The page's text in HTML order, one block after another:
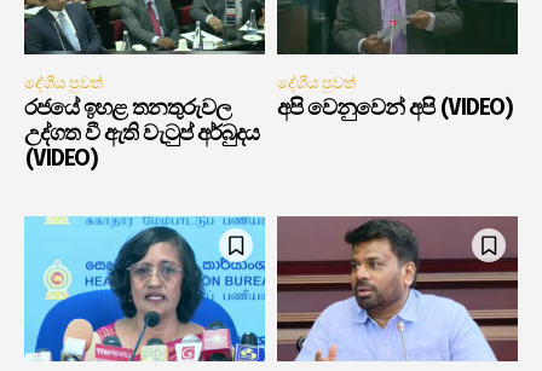
දේශීය පුවත්
රජයේ ඉහළ තනතුරුවල
උද්ගත වී ඇති වැටුප් අර්බුදය
(VIDEO)
දේශීය පුවත්
අපි වෙනුවෙන් අපි (VIDEO)